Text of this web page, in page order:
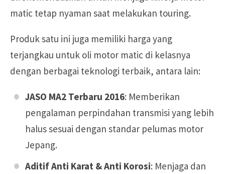
matic tetap nyaman saat melakukan touring.
Produk satu ini juga memiliki harga yang
terjangkau untuk oli motor matic di kelasnya
dengan berbagai teknologi terbaik, antara lain:
JASO MA2 Terbaru 2016: Memberikan
pengalaman perpindahan transmisi yang lebih
halus sesuai dengan standar pelumas motor
Jepang.
Aditif Anti Karat & Anti Korosi: Menjaga dan